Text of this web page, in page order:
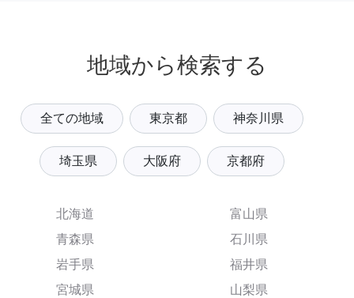
地域から検索する
全ての地域 東京都 神奈川県
埼玉県 大阪府 京都府
北海道
青森県
岩手県
宮城県
富山県
石川県
福井県
山梨県